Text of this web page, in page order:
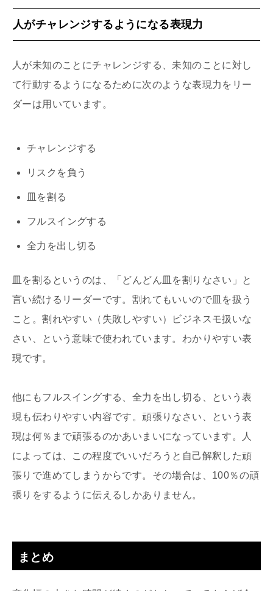
人がチャレンジするようになる表現力
人が未知のことにチャレンジする、未知のことに対し
て行動するようになるために次のような表現力をリー
ダーは用いています。
チャレンジする
リスクを負う
皿を割る
フルスイングする
全力を出し切る
皿を割るというのは、「どんどん皿を割りなさい」と
言い続けるリーダーです。割れてもいいので皿を扱う
こと。割れやすい（失敗しやすい）ビジネスモ扱いな
さい、という意味で使われています。わかりやすい表
現です。
他にもフルスイングする、全力を出し切る、という表
現も伝わりやすい内容です。頑張りなさい、という表
現は何％まで頑張るのかあいまいになっています。人
によっては、この程度でいいだろうと自己解釈した頑
張りで進めてしまうからです。その場合は、100％の頑
張りをするように伝えるしかありません。
まとめ